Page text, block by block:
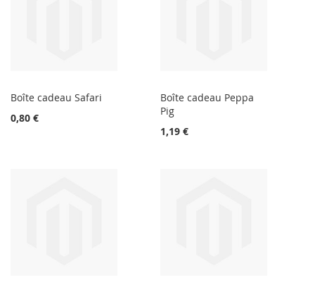
Boîte cadeau Safari
0,80 €
Boîte cadeau Peppa
Pig
1,19 €